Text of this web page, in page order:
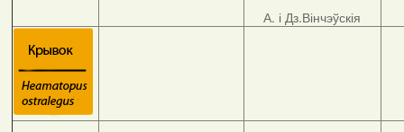
А. і Дз.Вінчэўскія